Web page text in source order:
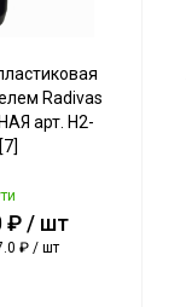
Radivas
арт. Н2-
₽ / шт
₽ / шт